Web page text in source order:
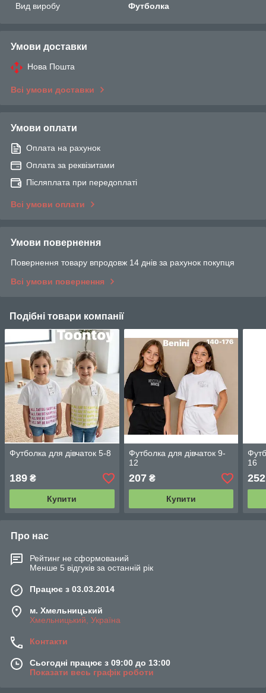
Вид виробу
Футболка
Умови доставки
Нова Пошта
Всі умови доставки
Умови оплати
Оплата на рахунок
Оплата за реквізитами
Післяплата при передоплаті
Всі умови оплати
Умови повернення
Повернення товару впродовж 14 днів за рахунок покупця
Всі умови повернення
Подібні товари компанії
Футболка для дівчаток 5-8
189 ₴
Купити
Футболка для дівчаток 9-
12
207₴
Купити
16
252
Про нас
Рейтинг не сформований
Менше 5 відгуків за останній рік
Працює з 03.03.2014
м. Хмельницький
Хмельницький, Україна
Контакти
Сьогодні працює з 09:00 до 13:00
Показати весь графік роботи